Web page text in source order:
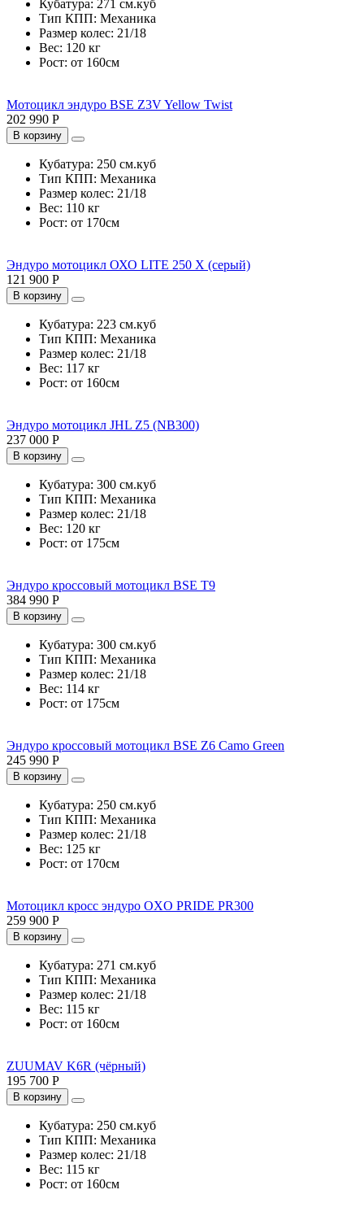
Кубатура: 271 см.куб
Тип КПП: Механика
Размер колес: 21/18
Вес: 120 кг
Рост: от 160см
Мотоцикл эндуро BSE Z3V Yellow Twist
202 990 Р
В корзину
Кубатура: 250 см.куб
Тип КПП: Механика
Размер колес: 21/18
Вес: 110 кг
Рост: от 170см
Эндуро мотоцикл ОХО LITE 250 X (серый)
121 900 Р
В корзину
Кубатура: 223 см.куб
Тип КПП: Механика
Размер колес: 21/18
Вес: 117 кг
Рост: от 160см
Эндуро мотоцикл JHL Z5 (NB300)
237 000 Р
В корзину
Кубатура: 300 см.куб
Тип КПП: Механика
Размер колес: 21/18
Вес: 120 кг
Рост: от 175см
Эндуро кроссовый мотоцикл BSE T9
384 990 Р
В корзину
Кубатура: 300 см.куб
Тип КПП: Механика
Размер колес: 21/18
Вес: 114 кг
Рост: от 175см
Эндуро кроссовый мотоцикл BSE Z6 Camo Green
245 990 Р
В корзину
Кубатура: 250 см.куб
Тип КПП: Механика
Размер колес: 21/18
Вес: 125 кг
Рост: от 170см
Мотоцикл кросс эндуро OXO PRIDE PR300
259 900 Р
В корзину
Кубатура: 271 см.куб
Тип КПП: Механика
Размер колес: 21/18
Вес: 115 кг
Рост: от 160см
ZUUMAV K6R (чёрный)
195 700 Р
В корзину
Кубатура: 250 см.куб
Тип КПП: Механика
Размер колес: 21/18
Вес: 115 кг
Рост: от 160см